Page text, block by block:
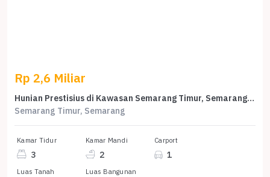
Rp 2,6 Miliar
Hunian Prestisius di Kawasan Semarang Timur, Semarang, LB 230m², Harga 2,6 Miliar
Semarang Timur, Semarang
Kamar Tidur
3
Kamar Mandi
2
Carport
1
Luas Tanah Luas Bangunan